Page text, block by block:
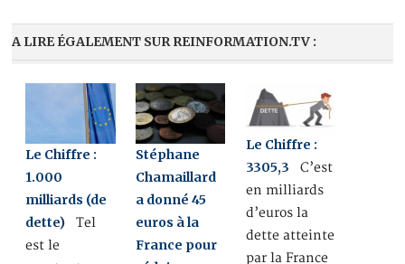
A LIRE ÉGALEMENT SUR REINFORMATION.TV :
Le Chiffre :
1.000
milliards (de
dette) Tel
est le
Stéphane
Chamaillard
a donné 45
euros à la
France pour
Le Chiffre :
3305,3 C’est
en milliards
d’euros la
dette atteinte
par la France